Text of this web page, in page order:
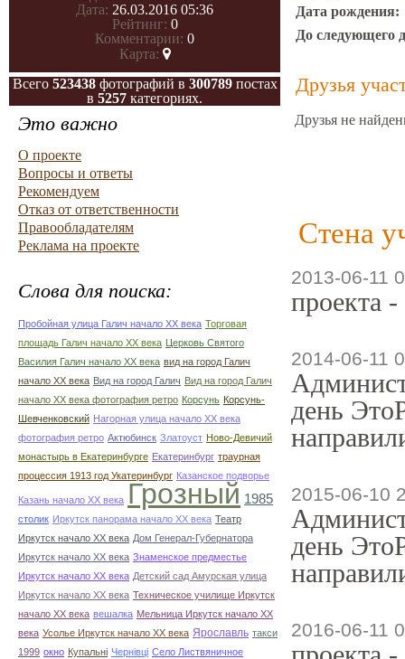
Дата: 26.03.2016 05:36
Рейтинг: 0
Комментарии: 0
Карта:
Всего 523438фотографий в 300789постах
в 5257 категориях.
Это важно
О проекте
Вопросы и ответы
Рекомендуем
Отказ от ответственности
Правообладателям
Реклама на проекте
Слова для поиска:
Пробойная улица Галич начало ХХ века Торговая
площадь Галич начало ХХ века Церковь Святого
Василия Галич начало ХХ века вид на город Галич
начало ХХ века Вид на город Галич Вид на город Галич
начало ХХ века фотография ретро Корсунь Корсунь-
Шевченковский Нагорная улица начало ХХ века
фотография ретро Актюбинск Златоуст Ново-Девичий
монастырь в Екатеринбурге Екатеринбург траурная
процессия 1913 год Укатеринбург Казанское подворье
Казань начало ХХ века Грозный 1985
столик Иркутск панорама начало ХХ века Театр
Иркутск начало ХХ века Дом Генерал-Губернатора
Иркутск начало ХХ века Знаменское предместье
Иркутск начало ХХ века Детский сад Амурская улица
Иркутск начало ХХ века Техническое училище Иркутск
начало ХХ века вешалка Мельница Иркутск начало ХХ
века Усолье Иркутск начало ХХ века Ярославль такси
1999 окно Купальні Чернівці Село Листвяничное
Дата рождения:
До следующего
Друзья
Друзья не
Стена
2013-06-11
проекта
2014-06-11
день
2015-06-10
день
2016-06-11